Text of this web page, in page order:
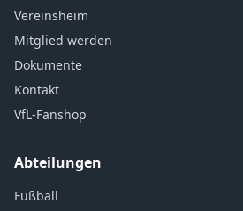
Vereinsheim
Mitglied werden
Dokumente
Kontakt
VfL-Fanshop
Abteilungen
Fußball